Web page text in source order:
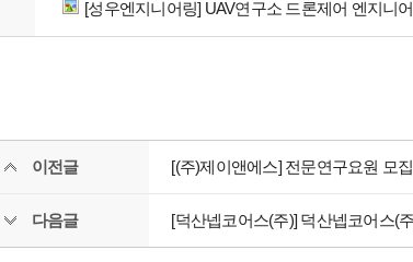
[성우엔지니어링] UAV연구소 드론제어 엔지니
이전글 [(주)제이앤에스] 전문연구요원 모
다음글 [덕산넵코어스(주)] 덕산넵코어스(